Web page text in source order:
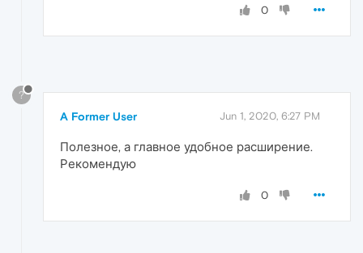
0
?
A Former User Jun 1, 2020, 6:27 PM
Полезное, а главное удобное расширение.
Рекомендую
0